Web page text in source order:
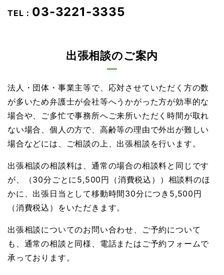
TEL： 03-3221-3335
出張相談のご案内
法人・団体・事業主等で、応対させていただく方の数
が多いため弁護士が会社等へうかがった方が効率的な
場合や、ご多忙で事務所へご来所いただく時間が取れ
ない場合、個人の方で、高齢等の理由で外出が難しい
場合などには、ご相談の上、出張相談を行います。
出張相談の相談料は、通常の場合の相談料と同じです
が、（30分ごとに5,500円（消費税込））相談料のほ
かに、出張日当として移動時間30分につき5,500円
（消費税込）をいただきます。
出張相談についてのお問い合わせ、ご予約について
も、通常の相談と同様、電話またはご予約フォームで
承っております。